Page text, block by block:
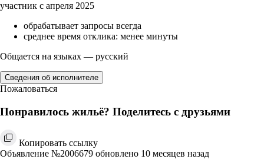
участник с апреля 2025
обрабатывает запросы всегда
среднее время отклика: менее минуты
Общается на языках — русский
Сведения об исполнителе
Пожаловаться
Понравилось жильё? Поделитесь с друзьями
Копировать ссылку
Объявление №2006679 обновлено 10 месяцев назад